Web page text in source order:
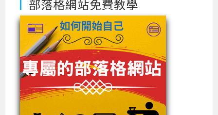
部落格網站免費教學